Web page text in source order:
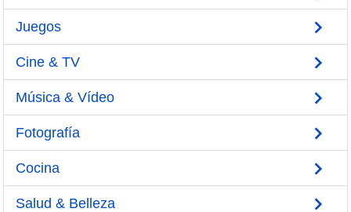
Juegos
Cine & TV
Música & Vídeo
Fotografía
Cocina
Salud & Belleza